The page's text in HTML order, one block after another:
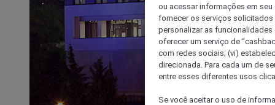
ou acessar informações em
fornecer os serviços solicitados
personalizar as
oferecer um serviço de
com redes sociais; (vi)
direcionada. Para cada um de
entre esses diferentes usos
Se você aceitar o uso de